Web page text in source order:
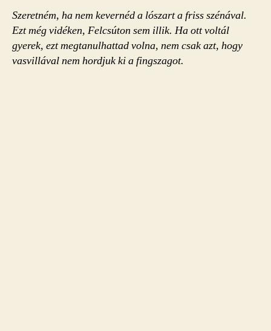
Szeretném, ha nem kevernéd a lószart a friss szénával.
Ezt még vidéken, Felcsúton sem illik. Ha ott voltál
gyerek, ezt megtanulhattad volna, nem csak azt, hogy
vasvillával nem hordjuk ki a fingszagot.